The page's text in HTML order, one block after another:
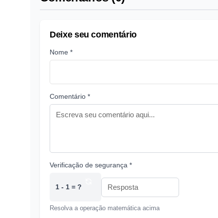
Deixe seu comentário
Nome *
Comentário *
Verificação de segurança *
1 - 1 = ?
Resolva a operação matemática acima